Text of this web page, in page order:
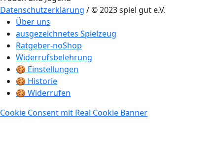
Datenschutzerklärung / © 2023 spiel gut e.V.
Über uns
ausgezeichnetes Spielzeug
Ratgeber-noShop
Widerrufsbelehrung
🍪 Einstellungen
🍪 Historie
🍪 Widerrufen
Cookie Consent mit Real Cookie Banner